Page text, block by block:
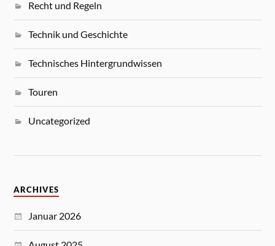
Recht und Regeln
Technik und Geschichte
Technisches Hintergrundwissen
Touren
Uncategorized
ARCHIVES
Januar 2026